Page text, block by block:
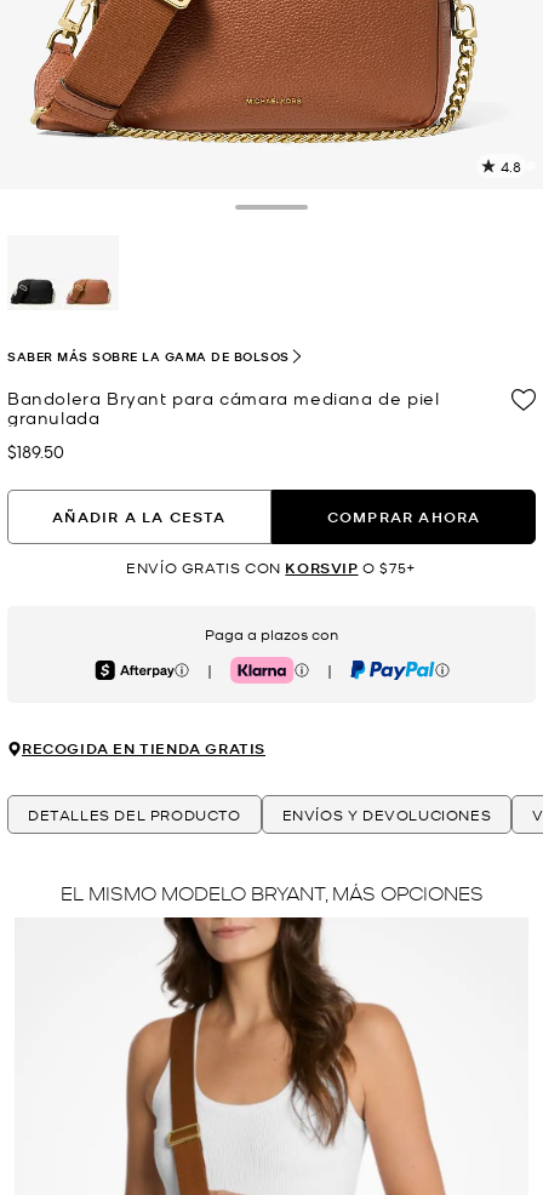
4.8
Bandolera Bryant para cámara mediana de piel
granulada
Ahora
$189.50
SABER MÁS SOBRE LA GAMA DE BOLSOS
AÑADIR A LA CESTA COMPRAR AHORA
ENVÍO GRATIS CON KORSVIP O $75+
Paga a plazos con
Afterpay | Klarna | PayPal
RECOGIDA EN TIENDA GRATIS
DETALLES DEL PRODUCTO ENVÍOS Y DEVOLUCIONES
EL MISMO MODELO BRYANT, MÁS OPCIONES